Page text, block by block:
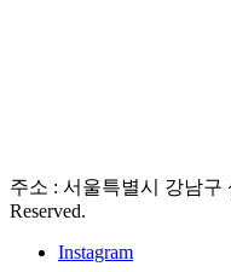
주소 : 서울특별시 강남구
Reserved.
Instagram